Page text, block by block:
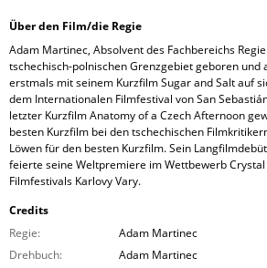
Über den Film/die Regie
Adam Martinec, Absolvent des Fachbereichs
tschechisch-polnischen Grenzgebiet geboren und
erstmals mit seinem Kurzfilm Sugar and Salt auf
dem Internationalen Filmfestival von San
letzter Kurzfilm Anatomy of a Czech Afternoon
besten Kurzfilm bei den tschechischen
Löwen für den besten Kurzfilm. Sein
feierte seine Weltpremiere im Wettbewerb
Filmfestivals Karlovy Vary.
Credits
Regie:
Adam Martinec
Drehbuch:
Adam Martinec